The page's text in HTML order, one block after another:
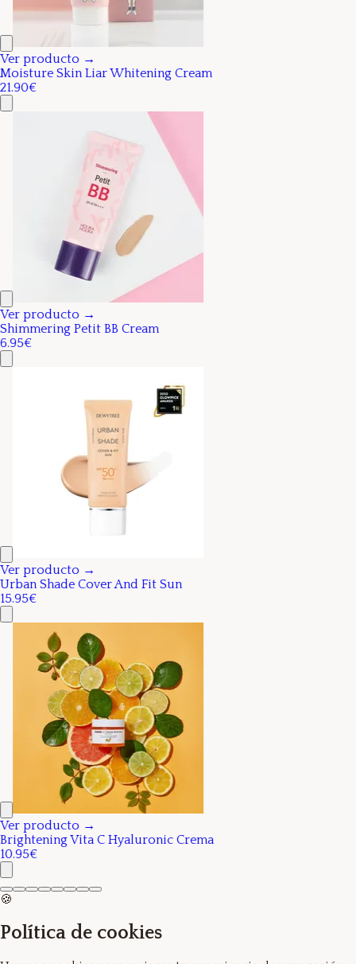
Ver producto →
Moisture Skin Liar Whitening Cream
21.90€
Ver producto →
Shimmering Petit BB Cream
6.95€
Ver producto →
Urban Shade Cover And Fit Sun
15.95€
Ver producto →
Brightening Vita C Hyaluronic Crema
10.95€
🍪
Política de cookies